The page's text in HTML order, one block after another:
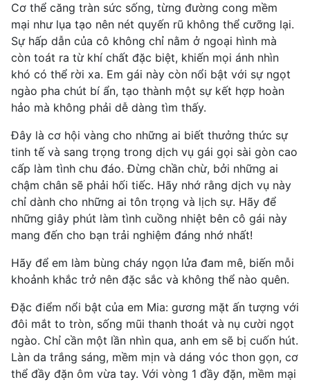
Cơ thể căng tràn sức sống, từng đường cong mềm
mại như lụa tạo nên nét quyến rũ không thể cưỡng lại.
Sự hấp dẫn của cô không chỉ nằm ở ngoại hình mà
còn toát ra từ khí chất đặc biệt, khiến mọi ánh nhìn
khó có thể rời xa. Em gái này còn nổi bật với sự ngọt
ngào pha chút bí ẩn, tạo thành một sự kết hợp hoàn
hảo mà không phải dễ dàng tìm thấy.
Đây là cơ hội vàng cho những ai biết thưởng thức sự
tinh tế và sang trọng trong dịch vụ gái gọi sài gòn cao
cấp làm tình chu đáo. Đừng chần chừ, bởi những ai
chậm chân sẽ phải hối tiếc. Hãy nhớ rằng dịch vụ này
chỉ dành cho những ai tôn trọng và lịch sự. Hãy để
những giây phút làm tình cuồng nhiệt bên cô gái này
mang đến cho bạn trải nghiệm đáng nhớ nhất!
Hãy để em làm bùng cháy ngọn lửa đam mê, biến mỗi
khoảnh khắc trở nên đặc sắc và không thể nào quên.
Đặc điểm nổi bật của em Mia: gương mặt ấn tượng với
đôi mắt to tròn, sống mũi thanh thoát và nụ cười ngọt
ngào. Chỉ cần một lần nhìn qua, anh em sẽ bị cuốn hút.
Làn da trắng sáng, mềm mịn và dáng vóc thon gọn, cơ
thể đầy đặn ôm vừa tay. Với vòng 1 đầy đặn, mềm mại